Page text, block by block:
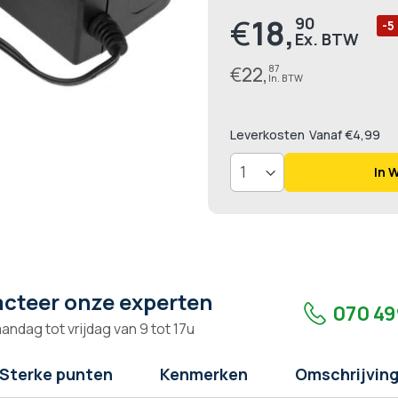
Prijs
€18, 90
€22, 87
-5
Leverkosten Vanaf €4,99
In
onze experten
tot vrijdag van 9 tot 17u
070
Sterke punten Kenmerken